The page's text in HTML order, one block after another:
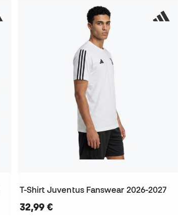
T-Shirt Juventus Fanswear 2026-2027
32,99 €